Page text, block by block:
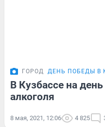
ГОРОД ДЕНЬ ПОБЕДЫ В
В Кузбассе на
алкоголя
8 мая, 2021, 12:06 4 825